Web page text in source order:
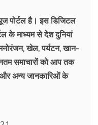
पोर्टल है। इस डिजिटल
के माध्यम से देश दुनियां
मनोरंजन, खेल, पर्यटन, खान-
समाचारों को आप तक
और अन्य जानकारिओं के